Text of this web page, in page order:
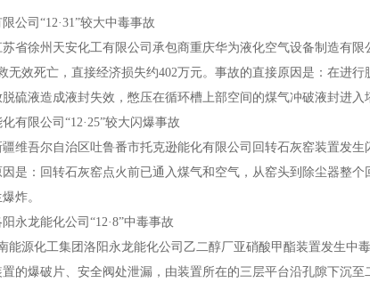
司“12·31”较大中毒事故
徐州天安化工有限公司承包商重庆华为液化空气设备制造有限
无效死亡，直接经济损失约402万元。事故的直接原因是：在进
硫液造成液封失效，憋压在循环槽上部空间的煤气冲破液封进入
限公司“12·25”较大闪爆事故
吾尔自治区吐鲁番市托克逊能化有限公司回转石灰窑装置发生
是：回转石灰窑点火前已通入煤气和空气，从窑头到除尘器整
炸。
龙能化公司“12·8”中毒事故
源化工集团洛阳永龙能化公司乙二醇厂亚硝酸甲酯装置发生中
的爆破片、安全阀处泄漏，由装置所在的三层平台沿孔隙下沉至